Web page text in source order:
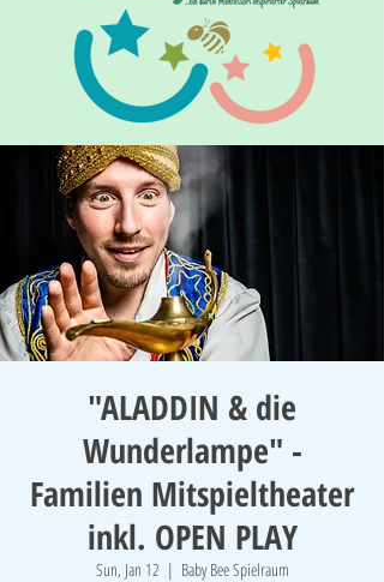
"ALADDIN & die
Wunderlampe" -
Familien Mitspieltheater
inkl. OPEN PLAY
Sun, Jan 12
  |
Baby Bee Spielraum